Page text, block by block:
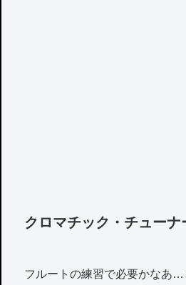
クロマチック・チュー
フルートの練習で必要かなあ…